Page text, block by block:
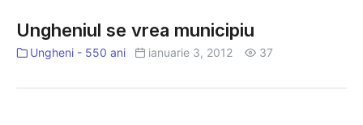
va
deveni
municipiu
se
vrea
Ungheniul se vrea municipiu
Ungheni - 550 ani ianuarie 3, 2012 37